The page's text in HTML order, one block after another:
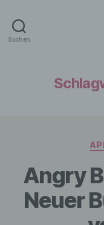
Suchen
Angry
Neuer